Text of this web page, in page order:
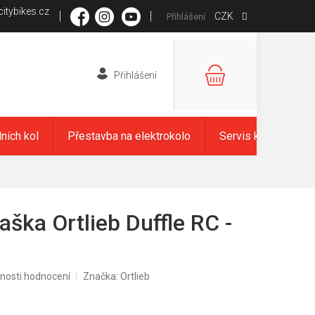
CZK
Přihlášení
NÁKUPNÍ
kol Přestavba na elektrokolo Servis kol
Ortlieb Duffle RC -
hodnocení Značka: Ortlieb